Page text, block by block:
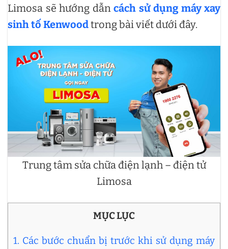
Limosa sẽ hướng dẫn cách sử dụng máy xay
sinh tố Kenwoodtrong bài viết dưới đây.
Trung tâm sửa chữa điện lạnh – điện tử
Limosa
MỤC LỤC
1. Các bước chuẩn bị trước khi sử dụng máy